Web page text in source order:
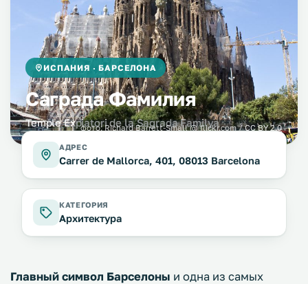
ИСПАНИЯ · БАРСЕЛОНА
Саграда Фамилия
Temple Expiatori de la Sagrada Familya
фото:Richard Barrett-Small@ flickr.com /CC BY 2.0
АДРЕС
Carrer de Mallorca, 401, 08013 Barcelona
КАТЕГОРИЯ
Архитектура
Главный символ Барселоны и одна из самых